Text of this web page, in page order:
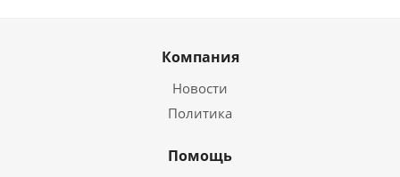
Компания
Новости
Политика
Помощь